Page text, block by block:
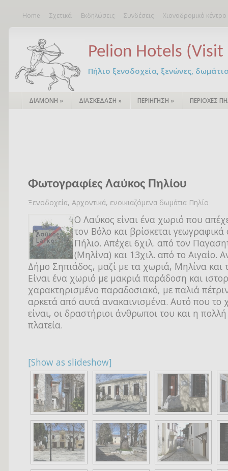
Home Σχετικά Εκδηλώσεις Συνδέσεις Χιονοδρομικό
Pelion Hotels (Visit
Πήλιο ξενοδοχεία, ξενώνες,
ΔΙΑΜΟΝΗ » ΔΙΑΣΚΕΔΑΣΗ » ΠΕΡΙΗΓΗΣΗ » ΠΕΡΙΟΧΕΣ
Φωτογραφίες Λαύκος Πηλίου
Ξενοδοχεία, Αρχοντικά, ενοικιαζόμενα δωμάτια Πηλίο
Ο Λαύκος είναι ένα χωριό που
τον Βόλο και βρίσκεται
Πήλιο. Απέχει 6χιλ. από τον
(Μηλίνα) και 13χιλ. από το Αιγαίο.
Δήμο Σηπιάδος, μαζί με τα χωριά, Μηλίνα και
Είναι ένα χωριό με μακριά παράδοση και
χαρακτηρισμένο παραδοσιακό, με παλιά
αρκετά από αυτά ανακαινισμένα. Αυτό που το
είναι, οι δραστήριοι άνθρωποι του και η
πλατεία.
[Show as slideshow]